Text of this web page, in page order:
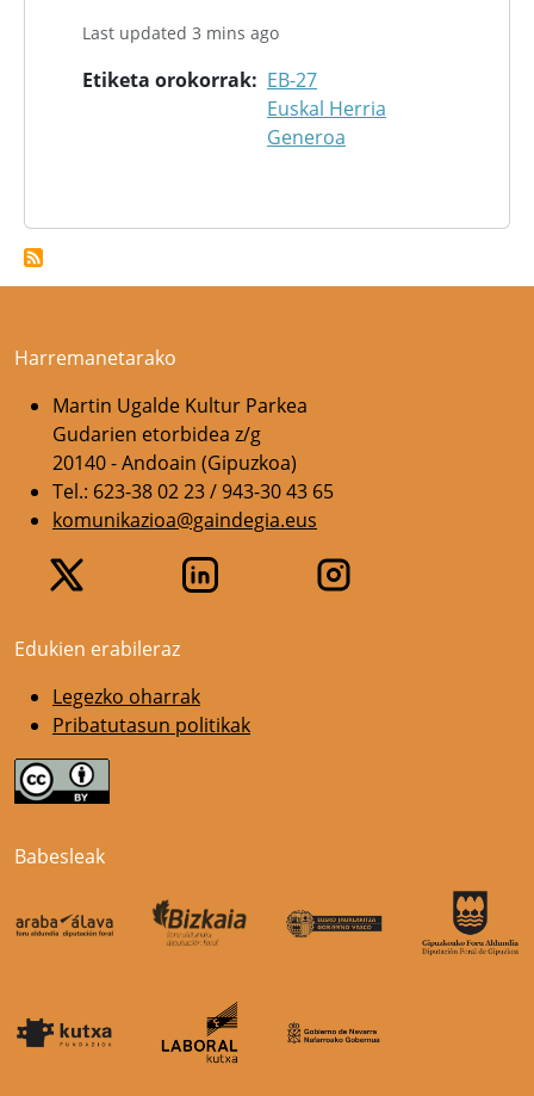
Last updated 3 mins ago
Etiketa orokorrak
EB-27
Euskal Herria
Generoa
Harremanetarako
Martin Ugalde Kultur Parkea
Gudarien etorbidea z/g
20140 - Andoain (Gipuzkoa)
Tel.: 623-38 02 23 / 943-30 43 65
komunikazioa@gaindegia.eus
Edukien erabileraz
Legezko oharrak
Pribatutasun politikak
Babesleak